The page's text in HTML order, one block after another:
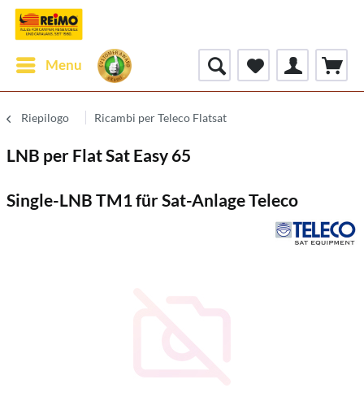
Menu
Riepilogo Ricambi per Teleco Flatsat
LNB per Flat Sat Easy 65
Single-LNB TM1 für Sat-Anlage Teleco